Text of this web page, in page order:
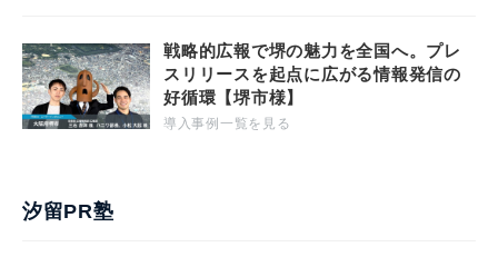
戦略的広報で堺の魅力を全国へ。プレ
スリリースを起点に広がる情報発信の
好循環【堺市様】
導入事例一覧を見る
汐留PR塾